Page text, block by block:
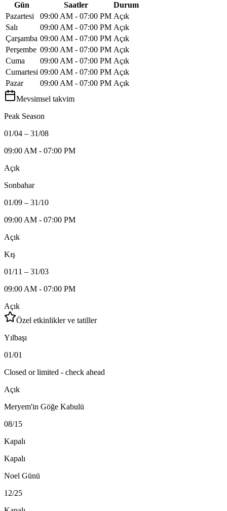
Gün
Saatler
Durum
Pazartesi
09:00 AM - 07:00 PM Açık
Salı
09:00 AM - 07:00 PM Açık
Çarşamba 09:00 AM - 07:00 PM Açık
Perşembe 09:00 AM - 07:00 PM Açık
Cuma
09:00 AM - 07:00 PM Açık
Cumartesi 09:00 AM - 07:00 PM Açık
Pazar
09:00 AM - 07:00 PM Açık
Mevsimsel takvim
Peak Season
01/04 – 31/08
09:00 AM - 07:00 PM
Açık
Sonbahar
01/09 – 31/10
09:00 AM - 07:00 PM
Açık
Kış
01/11 – 31/03
09:00 AM - 07:00 PM
Açık
Özel etkinlikler ve tatiller
Yılbaşı
01/01
Closed or limited - check ahead
Açık
Meryem'in Göğe Kabulü
08/15
Kapalı
Kapalı
Noel Günü
12/25